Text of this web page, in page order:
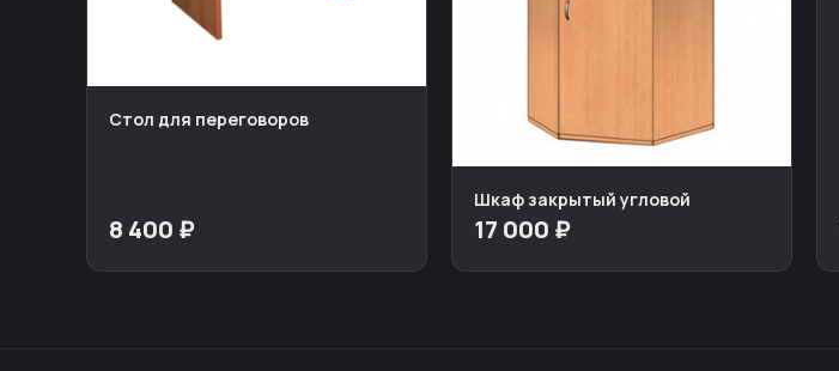
Стол для переговоров
8 400 ₽
Шкаф закрытый угловой
17 000 ₽